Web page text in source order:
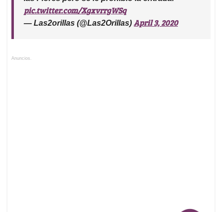
pic.twitter.com/XgxvrrgWSq
— Las2orillas (@Las2Orillas) April 3, 2020
Anuncios.